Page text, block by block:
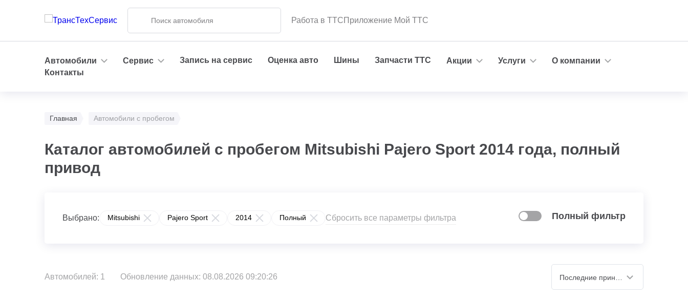
Работа в ТТСПриложение Мой ТТС
Автомобили Сервис Запись на сервис Оценка авто Шины Запчасти ТТС Акции Услуги
О компании
Контакты
Главная Автомобили с пробегом
Каталог автомобилей с пробегом Mitsubishi Pajero Sport 2014 года, полный
привод
Выбрано: Mitsubishi Pajero Sport 2014 Полный Сбросить все параметры фильтра Полный фильтр
Автомобилей: 1 Обновление данных: 08.08.2026 09:20:26